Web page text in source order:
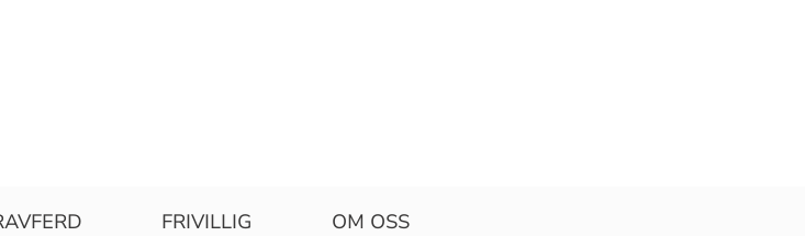
FRIVILLIG OM OSS